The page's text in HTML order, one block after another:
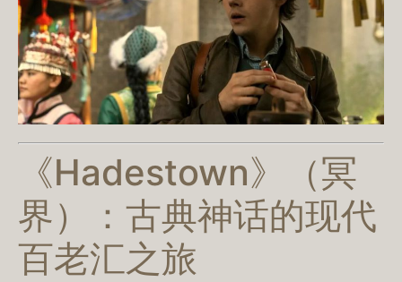
《Hadestown》（冥
界）：古典神话的现代
百老汇之旅